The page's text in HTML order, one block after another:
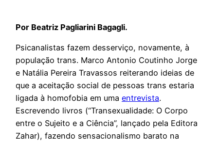
Por Beatriz Pagliarini Bagagli.
Psicanalistas fazem desserviço, novamente, à
população trans. Marco Antonio Coutinho Jorge
e Natália Pereira Travassos reiterando ideias de
que a aceitação social de pessoas trans estaria
ligada à homofobia em uma entrevista.
Escrevendo livros (“Transexualidade: O Corpo
entre o Sujeito e a Ciência”, lançado pela Editora
Zahar), fazendo sensacionalismo barato na